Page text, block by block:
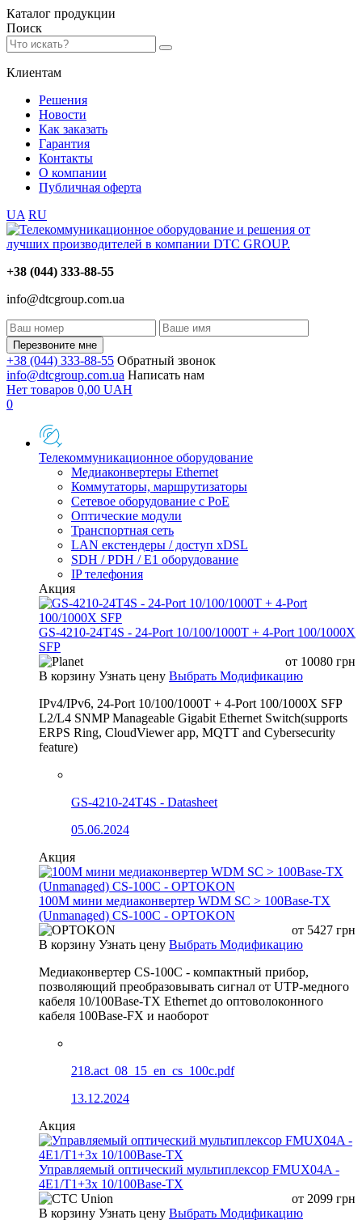
Каталог продукции
Поиск
Клиентам
Решения
Новости
Как заказать
Гарантия
Контакты
О компании
Публичная оферта
UA RU
+38 (044) 333-88-55
info@dtcgroup.com.ua
Перезвоните мне
+38 (044) 333-88-55 Обратный звонок
info@dtcgroup.com.ua Написать нам
Нет товаров 0,00 UAH
0
Телекоммуникационное оборудование
Медиаконвертеры Ethernet
Коммутаторы, маршрутизаторы
Сетевое оборудование с PoE
Оптические модули
Транспортная сеть
LAN екстендеры / доступ xDSL
SDH / PDH / E1 оборудование
IP телефония
Акция
GS-4210-24T4S - 24-Port 10/100/1000T + 4-Port 100/1000X
SFP
от 10080 грн
В корзину Узнать цену Выбрать Модификацию
IPv4/IPv6, 24-Port 10/100/1000T + 4-Port 100/1000X SFP
L2/L4 SNMP Manageable Gigabit Ethernet Switch(supports
ERPS Ring, CloudViewer app, MQTT and Cybersecurity
feature)
GS-4210-24T4S - Datasheet
05.06.2024
Акция
100М мини медиаконвертер WDM SC > 100Base-TX
(Unmanaged) CS-100C - OPTOKON
от 5427 грн
В корзину Узнать цену Выбрать Модификацию
Медиаконвертер CS-100C - компактный прибор,
позволяющий преобразовывать сигнал от UTP-медного
кабеля 10/100Base-TX Ethernet до оптоволоконного
кабеля 100Base-FX и наоборот
218.act_08_15_en_cs_100c.pdf
13.12.2024
Акция
Управляемый оптический мультиплексор FMUX04A -
4E1/T1+3x 10/100Base-TX
от 2099 грн
В корзину Узнать цену Выбрать Модификацию